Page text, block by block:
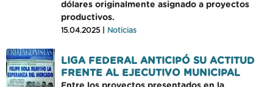
dólares originalmente asignado a proyectos
productivos.
15.04.2025 | Noticias
LIGA FEDERAL ANTICIPÓ SU ACTITUD
FRENTE AL EJECUTIVO MUNICIPAL